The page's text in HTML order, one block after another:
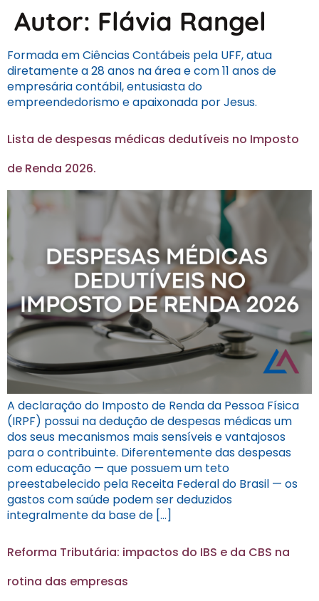
Autor: Flávia Rangel
Formada em Ciências Contábeis pela UFF, atua
diretamente a 28 anos na área e com 11 anos de
empresária contábil, entusiasta do
empreendedorismo e apaixonada por Jesus.
Lista de despesas médicas dedutíveis no Imposto
de Renda 2026.
A declaração do Imposto de Renda da Pessoa Física
(IRPF) possui na dedução de despesas médicas um
dos seus mecanismos mais sensíveis e vantajosos
para o contribuinte. Diferentemente das despesas
com educação — que possuem um teto
preestabelecido pela Receita Federal do Brasil — os
gastos com saúde podem ser deduzidos
integralmente da base de […]
Reforma Tributária: impactos do IBS e da CBS na
rotina das empresas